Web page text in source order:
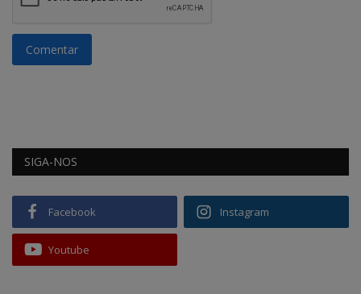
Comentar
SIGA-NOS
Facebook Instagram
Youtube